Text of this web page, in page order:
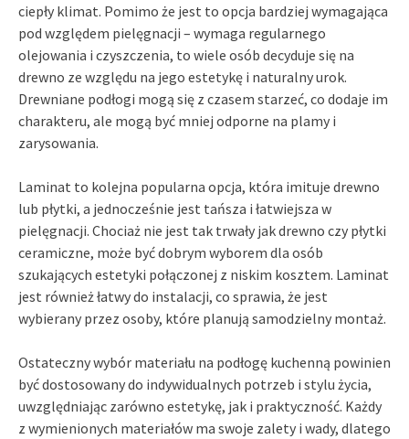
ciepły klimat. Pomimo że jest to opcja bardziej wymagająca
pod względem pielęgnacji – wymaga regularnego
olejowania i czyszczenia, to wiele osób decyduje się na
drewno ze względu na jego estetykę i naturalny urok.
Drewniane podłogi mogą się z czasem starzeć, co dodaje im
charakteru, ale mogą być mniej odporne na plamy i
zarysowania.
Laminat to kolejna popularna opcja, która imituje drewno
lub płytki, a jednocześnie jest tańsza i łatwiejsza w
pielęgnacji. Chociaż nie jest tak trwały jak drewno czy płytki
ceramiczne, może być dobrym wyborem dla osób
szukających estetyki połączonej z niskim kosztem. Laminat
jest również łatwy do instalacji, co sprawia, że jest
wybierany przez osoby, które planują samodzielny montaż.
Ostateczny wybór materiału na podłogę kuchenną powinien
być dostosowany do indywidualnych potrzeb i stylu życia,
uwzględniając zarówno estetykę, jak i praktyczność. Każdy
z wymienionych materiałów ma swoje zalety i wady, dlatego